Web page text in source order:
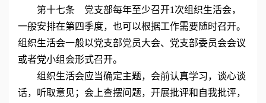
第十七条 党支部每年至少召开1次组织生活会，
一般安排在第四季度，也可以根据工作需要随时召开。
组织生活会一般以党支部党员大会、党支部委员会会议
或者党小组会形式召开。
组织生活会应当确定主题，会前认真学习，谈心谈
话，听取意见；会上查摆问题，开展批评和自我批评，